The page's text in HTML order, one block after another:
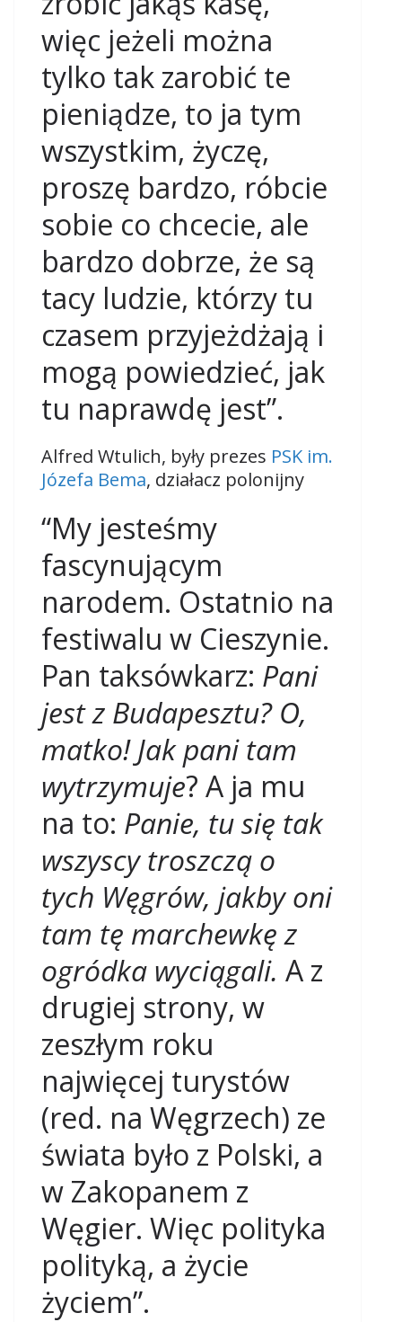
więc jeżeli można
tylko tak zarobić te
pieniądze, to ja tym
wszystkim, życzę,
proszę bardzo, róbcie
sobie co chcecie, ale
bardzo dobrze, że są
tacy ludzie, którzy tu
czasem przyjeżdżają i
mogą powiedzieć, jak
tu naprawdę jest”.
Alfred Wtulich, były prezes PSK im.
Józefa Bema, działacz polonijny
“My jesteśmy
fascynującym
narodem. Ostatnio na
festiwalu w Cieszynie.
Pan taksówkarz: Pani
jest z Budapesztu? O,
matko! Jak pani tam
wytrzymuje? A ja mu
na to: Panie, tu się tak
wszyscy troszczą o
tych Węgrów, jakby oni
tam tę marchewkę z
ogródka wyciągali. A z
drugiej strony, w
zeszłym roku
najwięcej turystów
(red. na Węgrzech) ze
świata było z Polski, a
w Zakopanem z
Węgier. Więc polityka
polityką, a życie
życiem”.